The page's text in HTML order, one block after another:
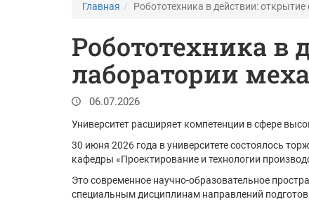
Главная Робототехника в действии:
Робототехника в
лаборатории
06.07.2026
Университет расширяет компетенции в сфере
30 июня 2026 года в университете состоялось
кафедры «Проектирование и технологии
Это современное научно-образовательное
специальным дисциплинам направлений